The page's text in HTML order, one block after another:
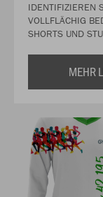
IDENTIFIZIEREN
VOLLFLÄCHIG
SHORTS UND
MEHR